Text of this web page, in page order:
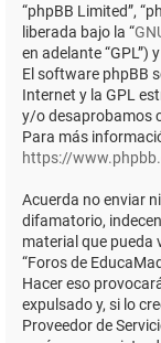
“phpBB Limited”,
liberada bajo la “
en adelante “GPL”)
El software phpBB
Internet y la GPL
y/o desaprobamos
Para más
https://
Acuerda no enviar
difamatorio,
material que pueda
“Foros de
Hacer eso
expulsado y, si lo
Proveedor de